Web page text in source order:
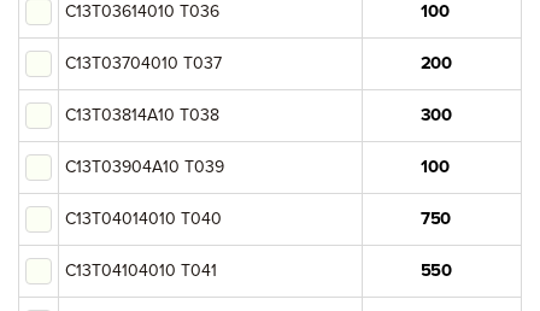
Samsung
Panasonic
Kyocera Mita
Oki
Brother
Epson
C13T03614010 T036
C13T03704010 T037
C13T03814A10 T038
C13T03904A10 T039
C13T04014010 T040
C13T04104010 T041